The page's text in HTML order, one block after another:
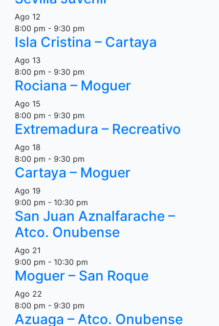
Ago 12
8:00 pm - 9:30 pm
Isla Cristina – Cartaya
Ago 13
8:00 pm - 9:30 pm
Rociana – Moguer
Ago 15
8:00 pm - 9:30 pm
Extremadura – Recreativo
Ago 18
8:00 pm - 9:30 pm
Cartaya – Moguer
Ago 19
9:00 pm - 10:30 pm
San Juan Aznalfarache –
Atco. Onubense
Ago 21
9:00 pm - 10:30 pm
Moguer – San Roque
Ago 22
8:00 pm - 9:30 pm
Azuaga – Atco. Onubense